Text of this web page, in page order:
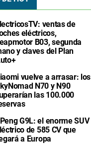
ventas de
eléctricos,
B03, segunda
y claves del Plan
vuelve a arrasar: los
N70 y N90
las 100.000
G9L: el enorme SUV
de 585 CV que
a Europa